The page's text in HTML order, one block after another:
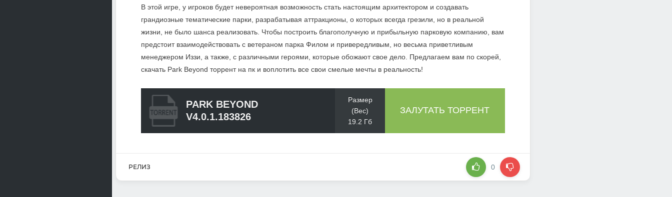
В этой игре, у игроков будет невероятная возможность стать настоящим архитектором и создавать
грандиозные тематические парки, разрабатывая аттракционы, о которых всегда грезили, но в реальной
жизни, не было шанса реализовать. Чтобы построить благополучную и прибыльную парковую компанию, вам
предстоит взаимодействовать с ветераном парка Филом и привередливым, но весьма приветливым
менеджером Иззи, а также, с различными героями, которые обожают свое дело. Предлагаем вам по скорей,
скачать Park Beyond торрент на пк и воплотить все свои смелые мечты в реальность!
PARK BEYOND
V4.0.1.183826
Размер
(Вес)
19.2 Гб
ЗАЛУТАТЬ ТОРРЕНТ
РЕЛИЗ 0